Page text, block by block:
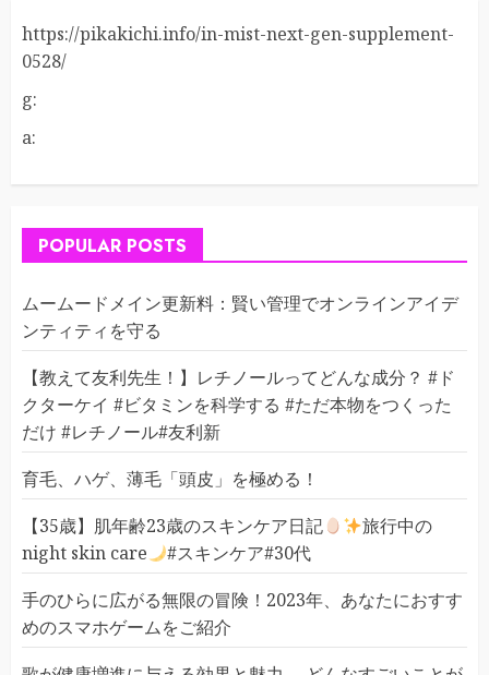
https://pikakichi.info/in-mist-next-gen-supplement-
0528/
g:
a:
POPULAR POSTS
ムームードメイン更新料：賢い管理でオンラインアイデ
ンティティを守る
【教えて友利先生！】レチノールってどんな成分？ #ド
クターケイ #ビタミンを科学する #ただ本物をつくった
だけ #レチノール#友利新
育毛、ハゲ、薄毛「頭皮」を極める！
【35歳】肌年齢23歳のスキンケア日記
旅行中の
night skin care
#スキンケア#30代
手のひらに広がる無限の冒険！2023年、あなたにおすす
めのスマホゲームをご紹介